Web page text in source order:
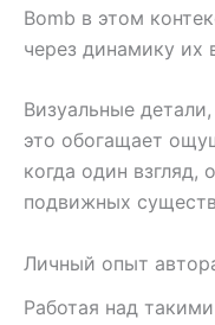
Bomb в этом
через динамику их
Визуальные
это обогащает
когда один
подвижных
Личный опыт
Работая над